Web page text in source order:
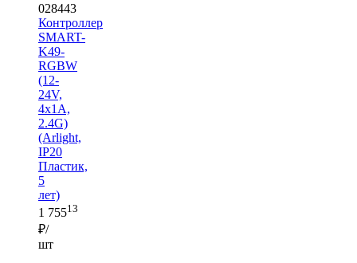
028443
Контроллер
SMART-
K49-
RGBW
(12-
24V,
4x1A,
2.4G)
(Arlight,
IP20
Пластик,
5
лет)
1 75513
₽/
шт